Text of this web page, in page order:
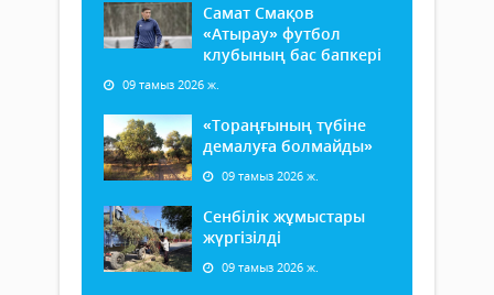
Самат Смақов
«Атырау» футбол
клубының бас бапкері
09 тамыз 2026 ж.
«Тораңғының түбіне
демалуға болмайды»
09 тамыз 2026 ж.
Сенбілік жұмыстары
жүргізілді
09 тамыз 2026 ж.